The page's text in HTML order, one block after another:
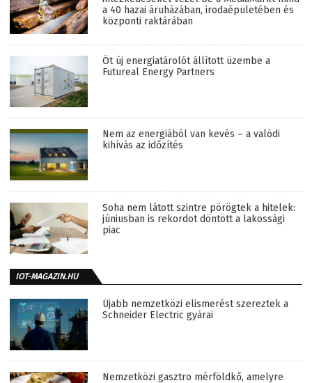
a 40 hazai áruházában, irodaépületében és
központi raktárában
Öt új energiatárolót állított üzembe a
Futureal Energy Partners
Nem az energiából van kevés – a valódi
kihívás az időzítés
Soha nem látott szintre pörögtek a hitelek:
júniusban is rekordot döntött a lakossági
piac
IOT-MAGAZIN.HU
Újabb nemzetközi elismerést szereztek a
Schneider Electric gyárai
Nemzetközi gasztro mérföldkő, amelyre